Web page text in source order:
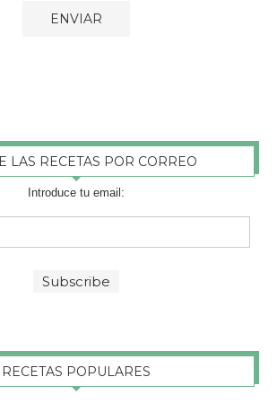
LAS RECETAS POR CORREO
Introduce tu email:
RECETAS POPULARES